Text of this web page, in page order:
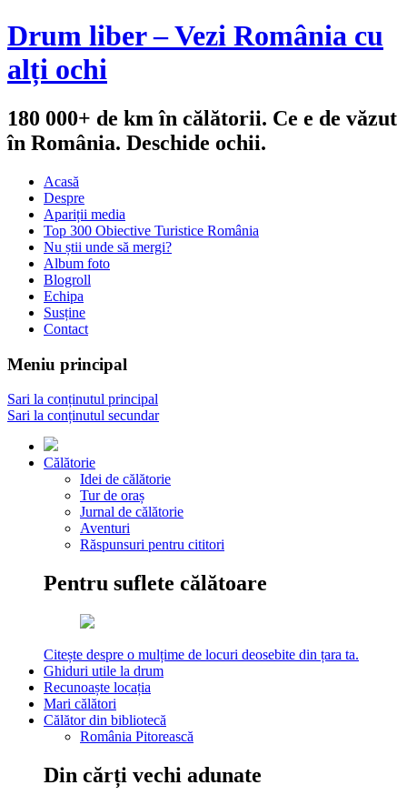
Drum liber – Vezi România cu
alți ochi
180 000+ de km în călătorii. Ce e de văzut
în România. Deschide ochii.
Acasă
Despre
Apariții media
Top 300 Obiective Turistice România
Nu știi unde să mergi?
Album foto
Blogroll
Echipa
Susține
Contact
Meniu principal
Sari la conținutul principal
Sari la conținutul secundar
Călătorie
Idei de călătorie
Tur de oraș
Jurnal de călătorie
Aventuri
Răspunsuri pentru cititori
Pentru suflete călătoare
Citește despre o mulțime de locuri deosebite din țara ta.
Ghiduri utile la drum
Recunoaște locația
Mari călători
Călător din bibliotecă
România Pitorească
Din cărți vechi adunate